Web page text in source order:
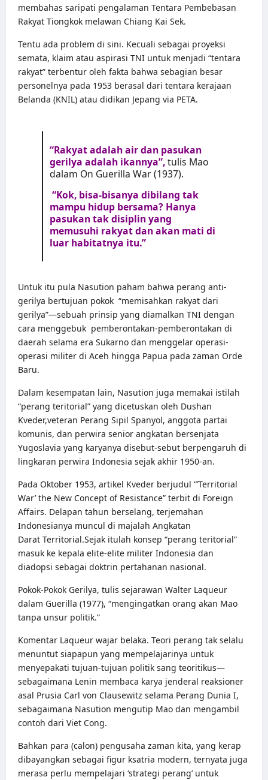
membahas saripati pengalaman Tentara Pembebasan
Rakyat Tiongkok melawan Chiang Kai Sek.
Tentu ada problem di sini. Kecuali sebagai proyeksi
semata, klaim atau aspirasi TNI untuk menjadi “tentara
rakyat” terbentur oleh fakta bahwa sebagian besar
personelnya pada 1953 berasal dari tentara kerajaan
Belanda (KNIL) atau didikan Jepang via PETA.
“Rakyat adalah air dan pasukan
gerilya adalah ikannya”,tulis Mao
dalam On Guerilla War (1937).
“Kok, bisa-bisanya dibilang tak
mampu hidup bersama? Hanya
pasukan tak disiplin yang
memusuhi rakyat dan akan mati di
luar habitatnya itu.”
Untuk itu pula Nasution paham bahwa perang anti-
gerilya bertujuan pokok “memisahkan rakyat dari
gerilya”—sebuah prinsip yang diamalkan TNI dengan
cara menggebuk pemberontakan-pemberontakan di
daerah selama era Sukarno dan menggelar operasi-
operasi militer di Aceh hingga Papua pada zaman Orde
Baru.
Dalam kesempatan lain, Nasution juga memakai istilah
“perang teritorial” yang dicetuskan oleh Dushan
Kveder,veteran Perang Sipil Spanyol, anggota partai
komunis, dan perwira senior angkatan bersenjata
Yugoslavia yang karyanya disebut-sebut berpengaruh di
lingkaran perwira Indonesia sejak akhir 1950-an.
Pada Oktober 1953, artikel Kveder berjudul “’Territorial
War’ the New Concept of Resistance” terbit di Foreign
Affairs. Delapan tahun berselang, terjemahan
Indonesianya muncul di majalah Angkatan
Darat Territorial.Sejak itulah konsep “perang teritorial”
masuk ke kepala elite-elite militer Indonesia dan
diadopsi sebagai doktrin pertahanan nasional.
Pokok-Pokok Gerilya, tulis sejarawan Walter Laqueur
dalam Guerilla (1977), “mengingatkan orang akan Mao
tanpa unsur politik.”
Komentar Laqueur wajar belaka. Teori perang tak selalu
menuntut siapapun yang mempelajarinya untuk
menyepakati tujuan-tujuan politik sang teoritikus—
sebagaimana Lenin membaca karya jenderal reaksioner
asal Prusia Carl von Clausewitz selama Perang Dunia I,
sebagaimana Nasution mengutip Mao dan mengambil
contoh dari Viet Cong.
Bahkan para (calon) pengusaha zaman kita, yang kerap
dibayangkan sebagai figur ksatria modern, ternyata juga
merasa perlu mempelajari ‘strategi perang’ untuk